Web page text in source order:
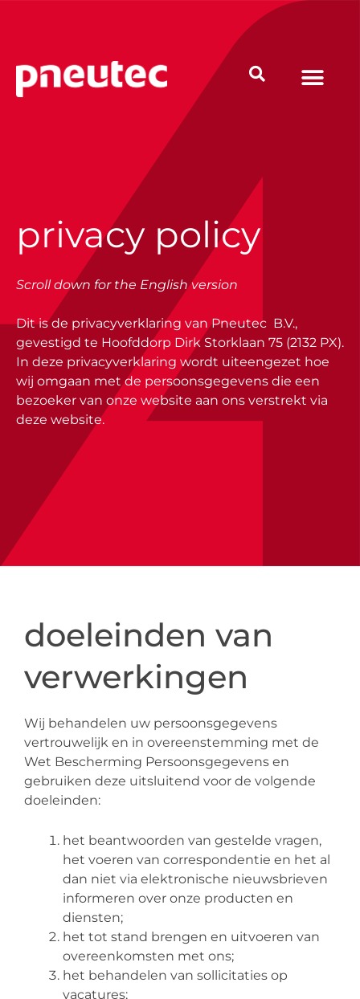
inhoud
privacy policy
Scroll down for the English version
Dit is de privacyverklaring van Pneutec B.V.,
gevestigd te Hoofddorp Dirk Storklaan 75 (2132 PX).
In deze privacyverklaring wordt uiteengezet hoe
wij omgaan met de persoonsgegevens die een
bezoeker van onze website aan ons verstrekt via
deze website.
doeleinden van
verwerkingen
Wij behandelen uw persoonsgegevens
vertrouwelijk en in overeenstemming met de
Wet Bescherming Persoonsgegevens en
gebruiken deze uitsluitend voor de volgende
doeleinden:
het beantwoorden van gestelde vragen,
het voeren van correspondentie en het al
dan niet via elektronische nieuwsbrieven
informeren over onze producten en
diensten;
het tot stand brengen en uitvoeren van
overeenkomsten met ons;
het behandelen van sollicitaties op
vacatures;